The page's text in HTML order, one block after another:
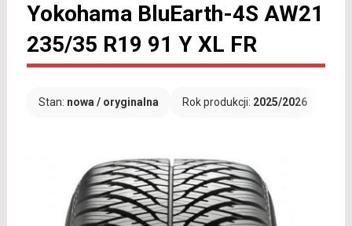
Yokohama BluEarth-4S AW21
235/35 R19 91 Y XL FR
Stan: nowa / oryginalna Rok produkcji: 2025/2026